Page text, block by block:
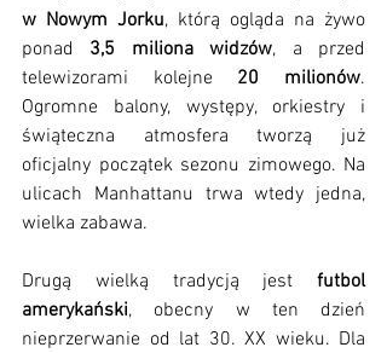
w Nowym Jorku, którą ogląda na żywo
ponad 3,5 miliona widzów, a przed
telewizorami kolejne 20 milionów.
Ogromne balony, występy, orkiestry i
świąteczna atmosfera tworzą już
oficjalny początek sezonu zimowego. Na
ulicach Manhattanu trwa wtedy jedna,
wielka zabawa.
Drugą wielką tradycją jest futbol
amerykański, obecny w ten dzień
nieprzerwanie od lat 30. XX wieku. Dla